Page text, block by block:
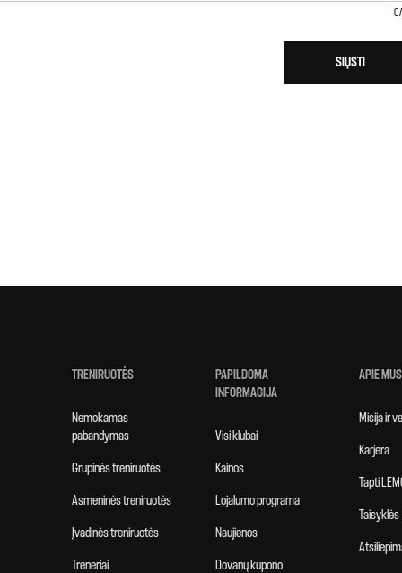
0
SIŲSTI
TRENIRUOTĖS
Nemokamas
pabandymas
Grupinės treniruotės
Asmeninės treniruotės
Įvadinės treniruotės
Treneriai
PAPILDOMA
INFORMACIJA
Visi klubai
Kainos
Lojalumo programa
Naujienos
Dovanų kupono
APIE MUS
Misija ir
Karjera
Tapti
Taisyklės